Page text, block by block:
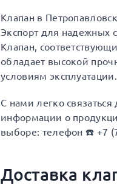
Клапан в
Экспорт для надежных
Клапан,
обладает высокой
условиям эксплуатации.
С нами легко
информации о
выборе: телефон ☎️ +7
Доставка